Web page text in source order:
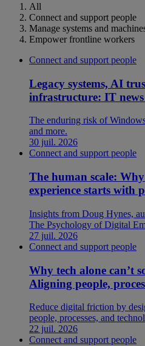
All
Connect and support people
Manage systems and
Empower frontline workers
Connect and support people
Legacy systems, AI
infrastructure: IT
The enduring risk of
and more.
30 juil. 2026
Connect and support people
The human scale:
experience starts with
Insights from Doug Hynes,
The Psychology of Digital
27 juil. 2026
Connect and support people
Why tech alone can’t
Aligning people,
Reduce digital friction by
people, processes, and
22 juil. 2026
Connect and support people